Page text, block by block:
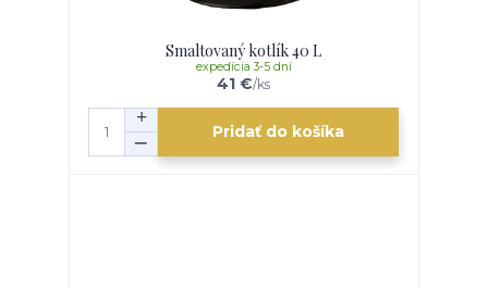
Smaltovaný kotlík 40 L
41 €/ks
expedícia 3-5 dní
Pridať do košíka